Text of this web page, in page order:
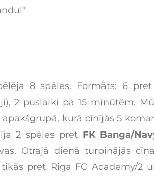
8 spēles. Formāts: 6
2 puslaiki pa 15 minūtēm.
kurā cīnījās 5
2 spēles pret FK Banga/
Otrajā dienā turpinājās
pret Riga FC Academy/2